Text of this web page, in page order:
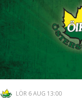
LÖR 6 AUG 13:00